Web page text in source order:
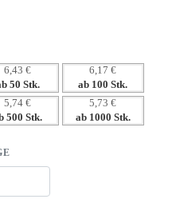
stärkt:
tägliche Nutzung.
positives
인isierte Werbeanbringung.
sozialen und
6,43 €
50 Stk.
6,17 €
ab 100 Stk.
5,74 €
500 Stk.
5,73 €
ab 1000 Stk.